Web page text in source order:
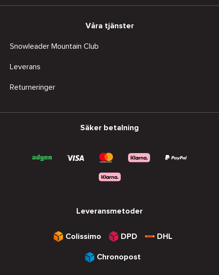
Våra tjänster
Snowleader Mountain Club
Leverans
Returneringer
Säker betalning
Leveransmetoder
Colissimo DPD DHL
Chronopost